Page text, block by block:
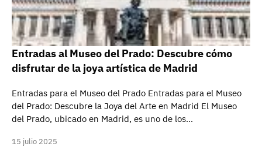
Entradas al Museo del Prado: Descubre cómo
disfrutar de la joya artística de Madrid
Entradas para el Museo del Prado Entradas para el Museo
del Prado: Descubre la Joya del Arte en Madrid El Museo
del Prado, ubicado en Madrid, es uno de los…
15 julio 2025